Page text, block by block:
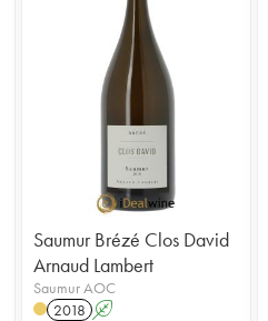
Saumur Brézé Clos David
Arnaud Lambert
Saumur AOC
2018 A